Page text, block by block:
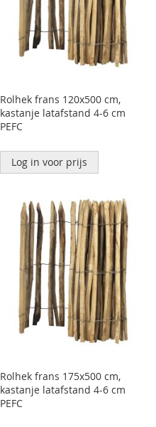
Rolhek frans 120x500 cm,
kastanje latafstand 4-6 cm
PEFC
Log in voor prijs
Rolhek frans 175x500 cm,
kastanje latafstand 4-6 cm
PEFC